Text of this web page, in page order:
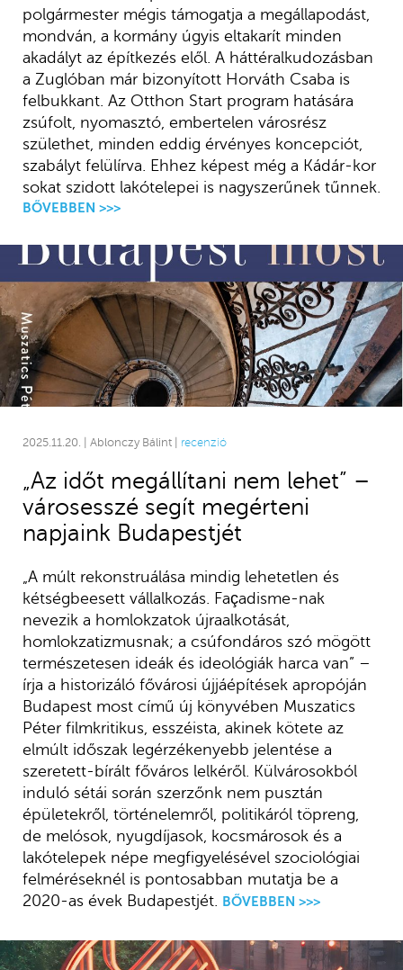
polgármester mégis támogatja a megállapodást,
mondván, a kormány úgyis eltakarít minden
akadályt az építkezés elől. A háttéralkudozásban
a Zuglóban már bizonyított Horváth Csaba is
felbukkant. Az Otthon Start program hatására
zsúfolt, nyomasztó, embertelen városrész
születhet, minden eddig érvényes koncepciót,
szabályt felülírva. Ehhez képest még a Kádár-kor
sokat szidott lakótelepei is nagyszerűnek tűnnek.
BŐVEBBEN >>>
2025.11.20. | Ablonczy Bálint | recenzió
„Az időt megállítani nem lehet” –
városesszé segít megérteni
napjaink Budapestjét
„A múlt rekonstruálása mindig lehetetlen és
kétségbeesett vállalkozás. Façadisme-nak
nevezik a homlokzatok újraalkotását,
homlokzatizmusnak; a csúfondáros szó mögött
természetesen ideák és ideológiák harca van” –
írja a historizáló fővárosi újjáépítések apropóján
Budapest most című új könyvében Muszatics
Péter filmkritikus, esszéista, akinek kötete az
elmúlt időszak legérzékenyebb jelentése a
szeretett-bírált főváros lelkéről. Külvárosokból
induló sétái során szerzőnk nem pusztán
épületekről, történelemről, politikáról töpreng,
de melósok, nyugdíjasok, kocsmárosok és a
lakótelepek népe megfigyelésével szociológiai
felméréseknél is pontosabban mutatja be a
2020-as évek Budapestjét. BŐVEBBEN >>>